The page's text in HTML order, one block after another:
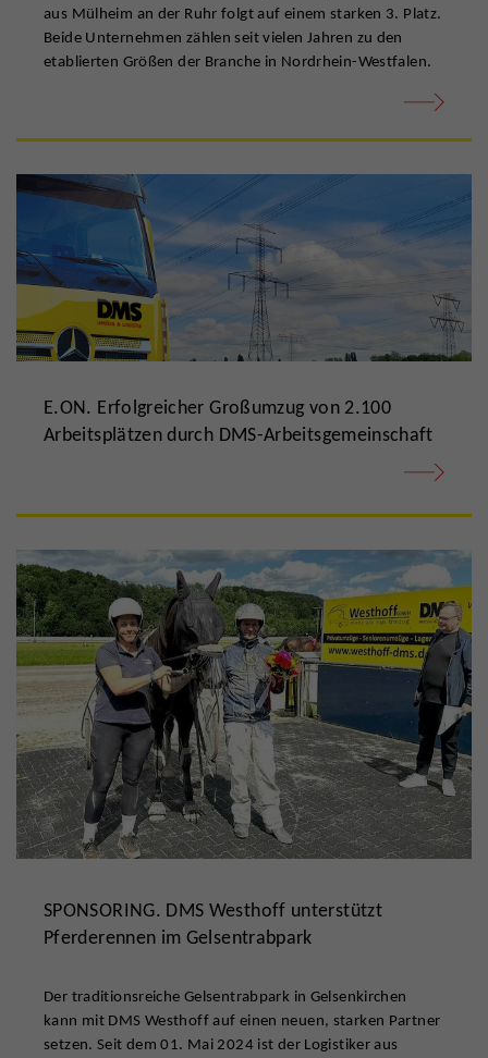
aus Mülheim an der Ruhr folgt auf einem starken 3. Platz.
Beide Unternehmen zählen seit vielen Jahren zu den
etablierten Größen der Branche in Nordrhein-Westfalen.
E.ON. Erfolgreicher Großumzug von 2.100
Arbeitsplätzen durch DMS-Arbeitsgemeinschaft
SPONSORING. DMS Westhoff unterstützt
Pferderennen im Gelsentrabpark
Der traditionsreiche Gelsentrabpark in Gelsenkirchen
kann mit DMS Westhoff auf einen neuen, starken Partner
setzen. Seit dem 01. Mai 2024 ist der Logistiker aus